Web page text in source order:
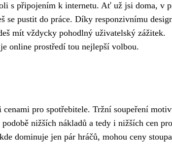
s připojením k internetu. Ať už jsi doma, v
se pustit do práce. Díky responzivnímu
mít vždycky pohodlný uživatelský zážitek.
online prostředí tou nejlepší volbou.
pro spotřebitele. Tržní soupeření
nižších nákladů a tedy i nižších cen pro
dominuje jen pár hráčů, mohou ceny